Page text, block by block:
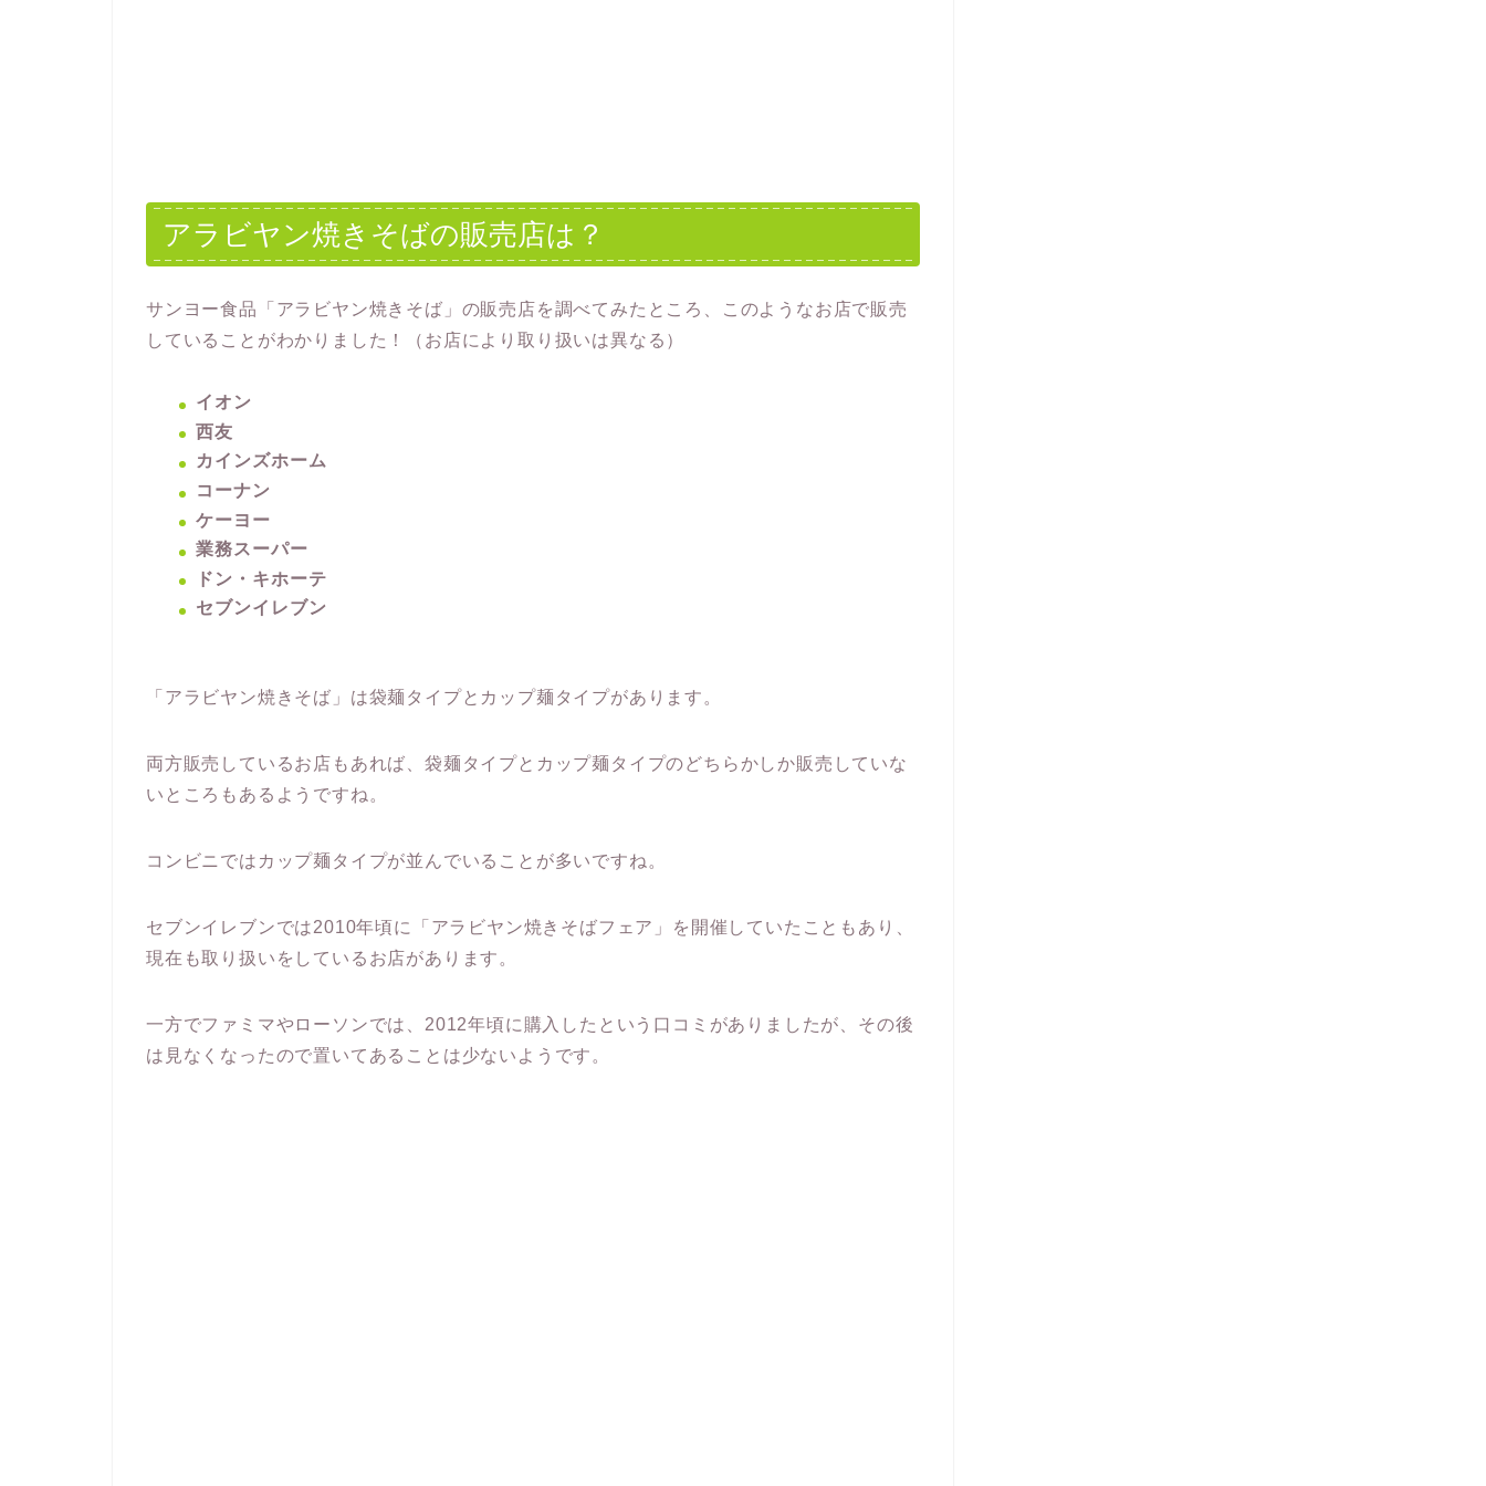
アラビヤン焼きそばの販売店は？
サンヨー食品「アラビヤン焼きそば」の販売店を調べてみたところ、このようなお店で販売
していることがわかりました！（お店により取り扱いは異なる）
イオン
西友
カインズホーム
コーナン
ケーヨー
業務スーパー
ドン・キホーテ
セブンイレブン
「アラビヤン焼きそば」は袋麺タイプとカップ麺タイプがあります。
両方販売しているお店もあれば、袋麺タイプとカップ麺タイプのどちらかしか販売していな
いところもあるようですね。
コンビニではカップ麺タイプが並んでいることが多いですね。
セブンイレブンでは2010年頃に「アラビヤン焼きそばフェア」を開催していたこともあり、
現在も取り扱いをしているお店があります。
一方でファミマやローソンでは、2012年頃に購入したという口コミがありましたが、その後
は見なくなったので置いてあることは少ないようです。